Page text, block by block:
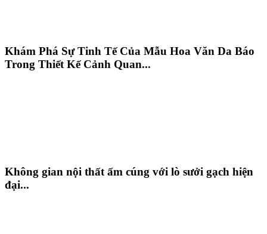
Khám Phá Sự Tinh Tế Của Mẫu Hoa Văn Da Báo
Trong Thiết Kế Cảnh Quan...
Không gian nội thất ấm cúng với lò sưởi gạch hiện
đại...